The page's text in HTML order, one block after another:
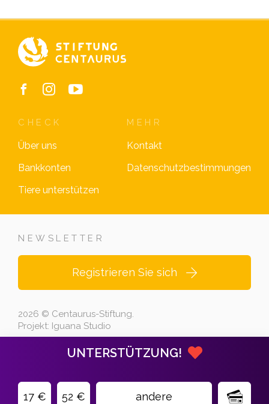
UNTERSTÜTZUNG!
17 € 52 € andere
CHECK
Über uns
Bankkonten
Tiere unterstützen
MEHR
Kontakt
Datenschutzbestimmungen
NEWSLETTER
Registrieren Sie sich
2026 © Centaurus-Stiftung.
Projekt: Iguana Studio